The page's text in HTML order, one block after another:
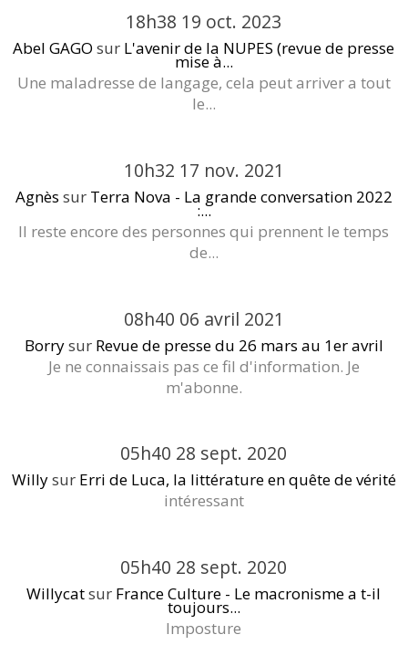
18h38 19 oct. 2023
Abel GAGO sur L'avenir de la NUPES (revue de presse
mise à...
Une maladresse de langage, cela peut arriver a tout
le...
10h32 17 nov. 2021
Agnès sur Terra Nova - La grande conversation 2022
:...
Il reste encore des personnes qui prennent le temps
de...
08h40 06 avril 2021
Borrysur Revue de presse du 26 mars au 1er avril
Je ne connaissais pas ce fil d'information. Je
m'abonne.
05h40 28 sept. 2020
Willysur Erri de Luca, la littérature en quête de vérité
intéressant
05h40 28 sept. 2020
Willycatsur France Culture - Le macronisme a t-il
toujours...
Imposture